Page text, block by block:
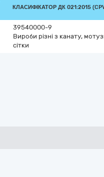
КЛАСИФІКАТОР ДК 021:2015
39540000-9
Вироби різні з канату,
сітки